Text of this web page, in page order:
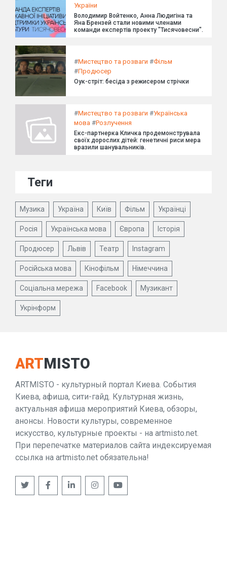
України
Володимир Войтенко, Анна Людигіна та
Яна Брензей стали новими членами
команди експертів проекту "Тисячовесни".
#Мистецтво та розваги #Фільм
#Продюсер
Оук-стріт: бесіда з режисером стрічки
#Мистецтво та розваги #Українська
мова #Розлучення
Екс-партнерка Кличка продемонструвала
своїх дорослих дітей: генетичні риси мера
вразили шанувальників.
Теги
Музика Україна Київ Фільм Українці
Росія Українська мова Європа Історія
Продюсер Львів Театр Instagram
Російська мова Кінофільм Німеччина
Соціальна мережа Facebook Музикант
Укрінформ
ARTMISTO
ARTMISTO - культурный портал Киева. События
Киева, афиша, сити-гайд. Культурная жизнь,
актуальная афиша мероприятий Киева, обзоры,
анонсы. Новости культуры, современное
искусство, культурные проекты - на artmisto.net.
При перепечатке материалов сайта индексируемая
ссылка на artmisto.net обязательна!